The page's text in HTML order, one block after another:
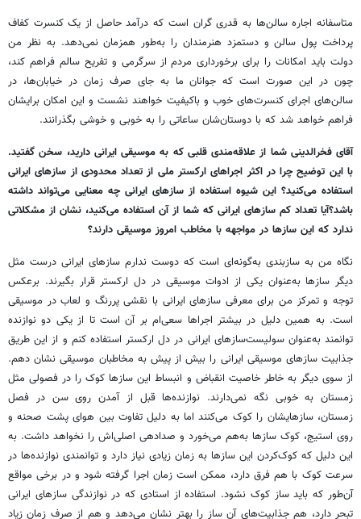
متاسفانه اجاره سالن‌ها به قدری گران است که درآمد حاصل از یک کنسرت کفاف
پرداخت پول سالن و دستمزد هنرمندان را به‌طور همزمان نمی‌دهد. به نظر من
دولت باید امکانات را برای برخورداری مردم از سرگرمی و تفریح سالم فراهم کند،
چون در این صورت است که جوانان ما به جای صرف زمان در خیابان‌ها، در
سالن‌های اجرای کنسرت‌های خوب و باکیفیت خواهند نشست و این امکان برایشان
فراهم خواهد شد که با دوستان‌شان ساعاتی را به خوبی و خوشی بگذرانند.
آقای فخرالدینی شما از علاقه‌مندی قلبی که به موسیقی ایرانی دارید، سخن گفتید.
با این توضیح چرا در اکثر اجراهای ارکستر ملی از تعداد محدودی از سازهای ایرانی
استفاده می‌کنید؟ این شیوه استفاده از سازهای ایرانی چه معنایی می‌تواند داشته
باشد؟آیا تعداد کم‌ سازهای ایرانی که شما از آن استفاده می‌کنید، نشان از مشکلاتی
ندارد که این سازها در مواجهه با مخاطب امروز موسیقی دارند؟
نگاه من به سازبندی به‌گونه‌ای است که دوست ندارم سازهای ایرانی درست مثل
دیگر سازها به‌عنوان یکی از ادوات موسیقی در دل ارکستر قرار بگیرند. برعکس
توجه و تمرکز من برای معرفی سازهای ایرانی با نقشی پررنگ ‌و لعاب در موسیقی
است. به همین دلیل در بیشتر اجراها سعی‌ام بر آن است تا از یکی دو نوازنده
توانمند به‌عنوان سولیست‌سازهای ایرانی در دل ارکستر استفاده کنم و از این طریق
جذابیت سازهای موسیقی ایرانی را بیش از پیش به مخاطبان موسیقی نشان دهم.
از سوی دیگر به خاطر خاصیت انقباض و انبساط این سازها کوک را در فصولی مثل
زمستان به خوبی نگه نمی‌دارند. نوازنده‌ها قبل از آمدن روی سن در فصل
زمستان، سازهایشان را کوک می‌کنند اما به دلیل تفاوت بین هوای پشت صحنه و
روی استیج، کوک سازها به‌هم می‌خورد و صدادهی اصلی‌اش را نخواهد داشت. به
این دلیل که کوک‌کردن این سازها به زمان زیادی نیاز دارد و توانمندی نوازنده‌ها در
سرعت کوک با هم فرق دارد، ممکن است زمان اجرا گرفته شود و در برخی مواقع
آن‌طور که باید ساز کوک نشود. استفاده از استادی که در نوازندگی سازهای ایرانی
تبحر دارد، هم جذابیت‌های آن ساز را بهتر نشان می‌دهد و هم از صرف زمان زیاد